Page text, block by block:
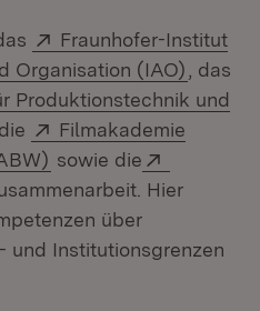
Extern:
Fraunhofer-Institut
Organisation (IAO)
, das
Produktionstechnik und
in neuem Fenster)
, die Extern:
Filmakademie
(Öffnet in neuem
sowie die
Fenster)
Hier
über
und Institutionsgrenzen